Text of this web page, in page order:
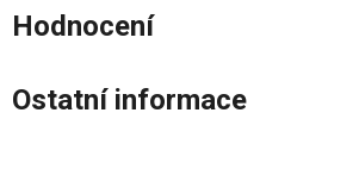
Hodnocení
Ostatní informace